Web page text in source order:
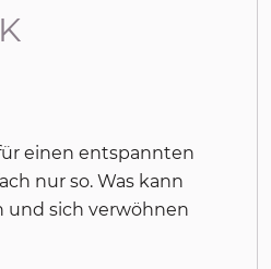
einen entspannten
nur so. Was kann
und sich verwöhnen